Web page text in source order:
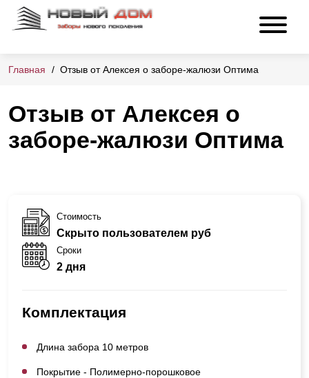
Главная Отзыв от Алексея о заборе-жалюзи Оптима
Отзыв от Алексея о
заборе-жалюзи Оптима
Стоимость
Скрыто пользователем руб
Сроки
2 дня
Комплектация
Длина забора 10 метров
Покрытие - Полимерно-порошковое